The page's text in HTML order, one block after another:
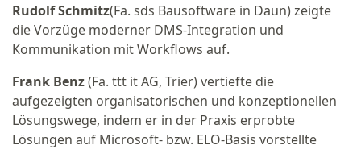
Rudolf Schmitz(Fa. sds Bausoftware in Daun) zeigte
die Vorzüge moderner DMS-Integration und
Kommunikation mit Workflows auf.
Frank Benz(Fa. ttt it AG, Trier) vertiefte die
aufgezeigten organisatorischen und konzeptionellen
Lösungswege, indem er in der Praxis erprobte
Lösungen auf Microsoft- bzw. ELO-Basis vorstellte